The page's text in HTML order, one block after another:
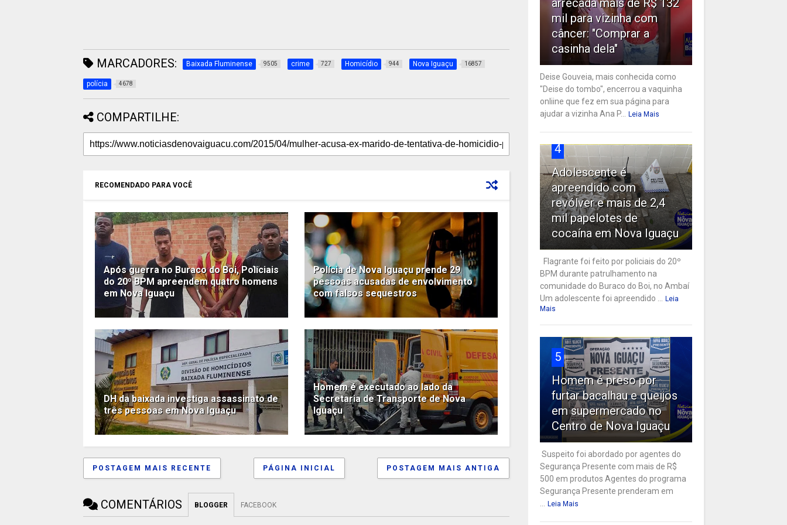
MARCADORES: Baixada Fluminense 9505 crime 727 Homicídio 944 Nova Iguaçu 16857
polícia 4678
COMPARTILHE:
RECOMENDADO PARA VOCÊ
Após guerra no Buraco do Boi, Policiais
do 20º BPM apreendem quatro homens
em Nova Iguaçu
Polícia de Nova Iguaçu prende 29
pessoas acusadas de envolvimento
com falsos sequestros
DH da baixada investiga assassinato de
três pessoas em Nova Iguaçu
Homem é executado ao lado da
Secretaria de Transporte de Nova
Iguaçu
POSTAGEM MAIS RECENTE POSTAGEM MAIS ANTIGA
PÁGINA INICIAL
COMENTÁRIOS BLOGGER FACEBOOK
mil para vizinha com
câncer: "Comprar a
casinha dela"
Deise Gouveia, mais conhecida como
"Deise do tombo", encerrou a vaquinha
onliine que fez em sua página para
ajudar a vizinha Ana P...
Leia Mais
4
Adolescente é
apreendido com
revólver e mais de 2,4
mil papelotes de
cocaína em Nova Iguaçu
Flagrante foi feito por policiais do 20º
BPM durante patrulhamento na
comunidade do Buraco do Boi, no Ambaí
Um adolescente foi apreendido ...
Leia
Mais
5
Homem é preso por
furtar bacalhau e queijos
em supermercado no
Centro de Nova Iguaçu
Suspeito foi abordado por agentes do
Segurança Presente com mais de R$
500 em produtos Agentes do programa
Segurança Presente prenderam em
Leia Mais